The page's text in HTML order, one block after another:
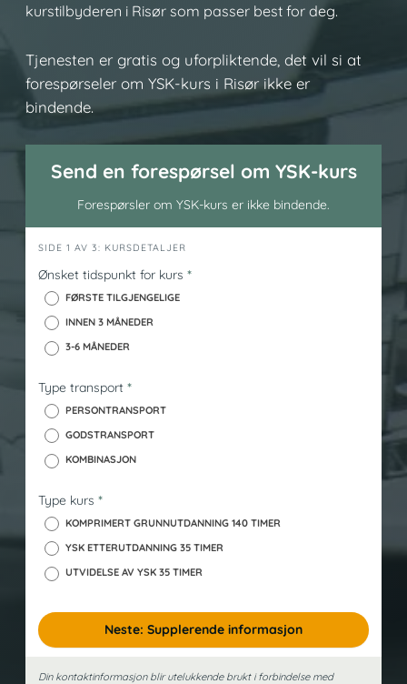
kurstilbyderen i Risør som passer best for deg.
Tjenesten er gratis og uforpliktende, det vil si at
forespørseler om YSK-kurs i Risør ikke er
bindende.
Send en forespørsel om YSK-kurs
Forespørsler om YSK-kurs er ikke bindende.
h
e
_
k
SIDE 1 AV 3: KURSDETALJER
Ønsket tidspunkt for kurs *
FØRSTE TILGJENGELIGE
INNEN 3 MÅNEDER
3-6 MÅNEDER
Type transport *
PERSONTRANSPORT
GODSTRANSPORT
KOMBINASJON
Type kurs *
KOMPRIMERT GRUNNUTDANNING 140 TIMER
YSK ETTERUTDANNING 35 TIMER
UTVIDELSE AV YSK 35 TIMER
Neste: Supplerende informasjon
Din kontaktinformasjon blir utelukkende brukt i forbindelse med